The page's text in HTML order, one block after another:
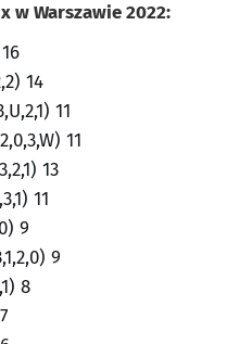
w Warszawie 2022:
14
11
11
13
11
9
9
8